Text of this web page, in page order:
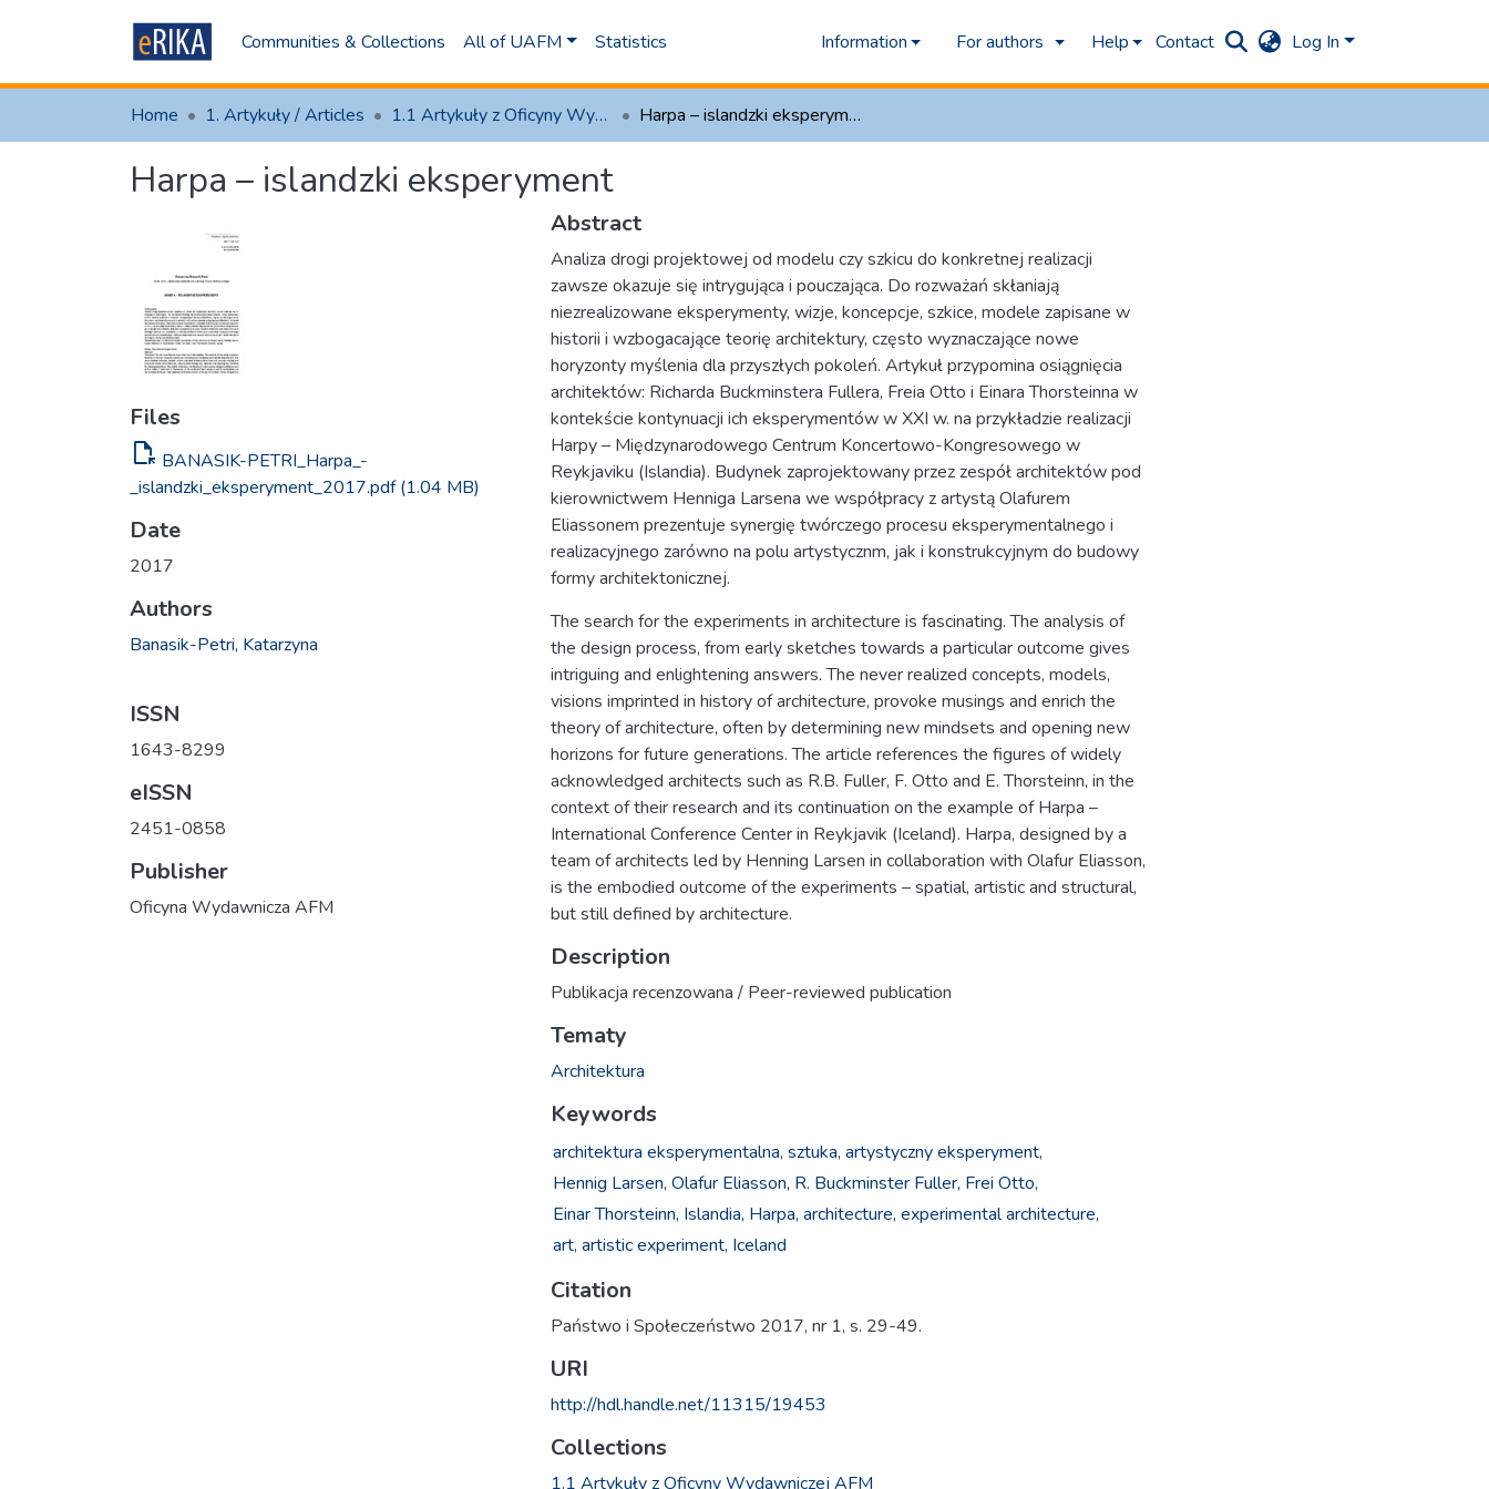
Communities & Collections All of UAFM Statistics Information For authors Help Contact Log In
Home 1. Artykuły / Articles 1.1 Artykuły z Oficyny Wydawniczej AFM Harpa – islandzki eksperyment
Harpa – islandzki eksperyment
Files
file_open BANASIK-PETRI_Harpa_-
_islandzki_eksperyment_2017.pdf(1.04 MB)
Date
2017
Authors
Banasik-Petri, Katarzyna
ISSN
1643-8299
eISSN
2451-0858
Publisher
Oficyna Wydawnicza AFM
Abstract
Analiza drogi projektowej od modelu czy szkicu do konkretnej realizacji
zawsze okazuje się intrygująca i pouczająca. Do rozważań skłaniają
niezrealizowane eksperymenty, wizje, koncepcje, szkice, modele zapisane w
historii i wzbogacające teorię architektury, często wyznaczające nowe
horyzonty myślenia dla przyszłych pokoleń. Artykuł przypomina osiągnięcia
architektów: Richarda Buckminstera Fullera, Freia Otto i Einara Thorsteinna w
kontekście kontynuacji ich eksperymentów w XXI w. na przykładzie realizacji
Harpy – Międzynarodowego Centrum Koncertowo-Kongresowego w
Reykjaviku (Islandia). Budynek zaprojektowany przez zespół architektów pod
kierownictwem Henniga Larsena we współpracy z artystą Olafurem
Eliassonem prezentuje synergię twórczego procesu eksperymentalnego i
realizacyjnego zarówno na polu artystycznm, jak i konstrukcyjnym do budowy
formy architektonicznej.
The search for the experiments in architecture is fascinating. The analysis of
the design process, from early sketches towards a particular outcome gives
intriguing and enlightening answers. The never realized concepts, models,
visions imprinted in history of architecture, provoke musings and enrich the
theory of architecture, often by determining new mindsets and opening new
horizons for future generations. The article references the figures of widely
acknowledged architects such as R.B. Fuller, F. Otto and E. Thorsteinn, in the
context of their research and its continuation on the example of Harpa –
International Conference Center in Reykjavik (Iceland). Harpa, designed by a
team of architects led by Henning Larsen in collaboration with Olafur Eliasson,
is the embodied outcome of the experiments – spatial, artistic and structural,
but still defined by architecture.
Description
Publikacja recenzowana / Peer-reviewed publication
Tematy
Architektura
Keywords
architektura eksperymentalna, sztuka, artystyczny eksperyment,
Hennig Larsen, Olafur Eliasson, R. Buckminster Fuller, Frei Otto,
Einar Thorsteinn, Islandia, Harpa, architecture, experimental architecture,
art, artistic experiment, Iceland
Citation
Państwo i Społeczeństwo 2017, nr 1, s. 29-49.
URI
http://hdl.handle.net/11315/19453
Collections
1.1 Artykuły z Oficyny Wydawniczej AFM